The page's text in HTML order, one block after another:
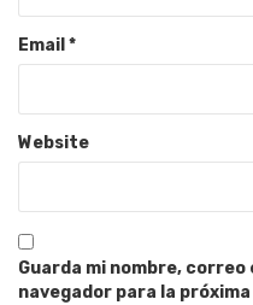
Email *
Website
Guarda mi nombre,
navegador para la